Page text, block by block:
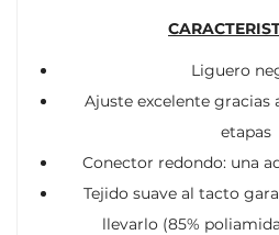
Liguero
Ajuste excelente gracias
etapas
Conector redondo: una
Tejido suave al tacto
llevarlo (85%